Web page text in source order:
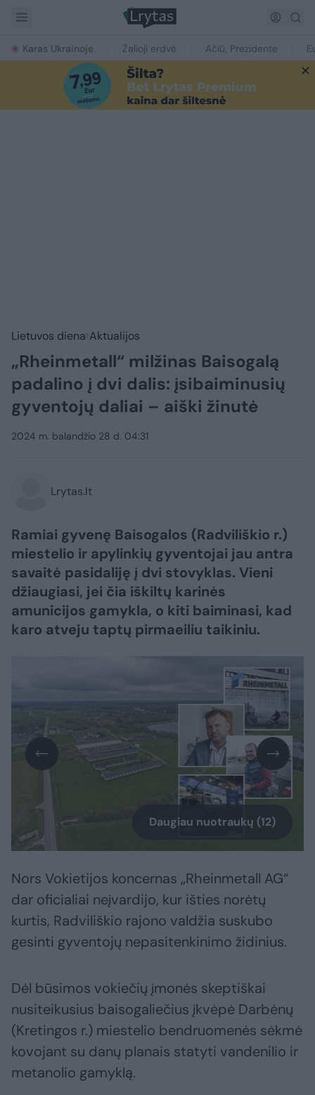
Karas Ukrainoje Žalioji erdvė Ačiū, Prezidente
Lietuvos diena Aktualijos
„Rheinmetall“ milžinas Baisogalą
padalino į dvi dalis: įsibaiminusių
gyventojų daliai – aiški žinutė
2024 m. balandžio 28 d. 04:31
Lrytas.lt
Ramiai gyvenę Baisogalos (Radviliškio r.)
miestelio ir apylinkių gyventojai jau antra
savaitė pasidaliję į dvi stovyklas. Vieni
džiaugiasi, jei čia iškiltų karinės
amunicijos gamykla, o kiti baiminasi, kad
karo atveju taptų pirmaeiliu taikiniu.
Daugiau nuotraukų (12)
Nors Vokietijos koncernas „Rheinmetall AG“
dar oficialiai neįvardijo, kur išties norėtų
kurtis, Radviliškio rajono valdžia suskubo
gesinti gyventojų nepasitenkinimo židinius.
Dėl būsimos vokiečių įmonės skeptiškai
nusiteikusius baisogaliečius įkvėpė Darbėnų
(Kretingos r.) miestelio bendruomenės sėkmė
kovojant su danų planais statyti vandenilio ir
metanolio gamyklą.